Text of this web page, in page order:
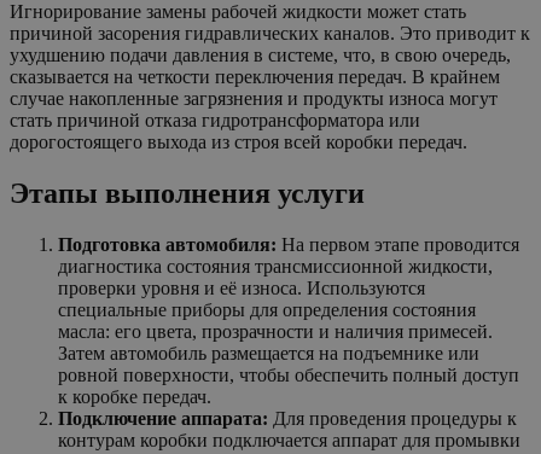
Игнорирование замены рабочей жидкости может стать
причиной засорения гидравлических каналов. Это приводит к
ухудшению подачи давления в системе, что, в свою очередь,
сказывается на четкости переключения передач. В крайнем
случае накопленные загрязнения и продукты износа могут
стать причиной отказа гидротрансформатора или
дорогостоящего выхода из строя всей коробки передач.
Этапы выполнения услуги
Подготовка автомобиля: На первом этапе проводится
диагностика состояния трансмиссионной жидкости,
проверки уровня и её износа. Используются
специальные приборы для определения состояния
масла: его цвета, прозрачности и наличия примесей.
Затем автомобиль размещается на подъемнике или
ровной поверхности, чтобы обеспечить полный доступ
к коробке передач.
Подключение аппарата: Для проведения процедуры к
контурам коробки подключается аппарат для промывки